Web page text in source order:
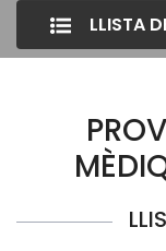
LLISTA